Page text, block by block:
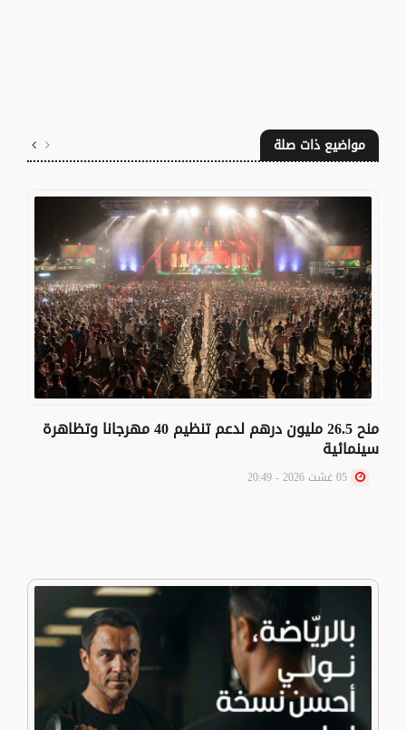
مواضيع ذات صلة
منح 26.5 مليون درهم لدعم تنظيم 40 مهرجانا وتظاهرة
سينمائية